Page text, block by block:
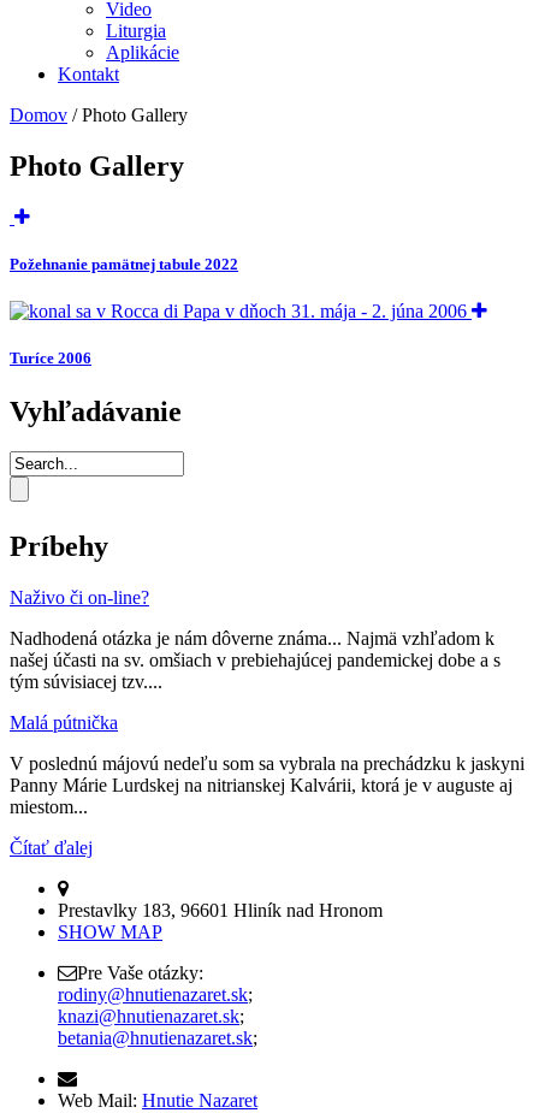
Video
Liturgia
Aplikácie
Kontakt
Domov /Photo Gallery
Photo Gallery
Požehnanie pamätnej tabule 2022
Turíce 2006
Vyhľadávanie
Príbehy
Naživo či on-line?
Nadhodená otázka je nám dôverne známa... Najmä vzhľadom k
našej účasti na sv. omšiach v prebiehajúcej pandemickej dobe a s
tým súvisiacej tzv....
Malá pútnička
V poslednú májovú nedeľu som sa vybrala na prechádzku k jaskyni
Panny Márie Lurdskej na nitrianskej Kalvárii, ktorá je v auguste aj
miestom...
Čítať ďalej
Prestavlky 183, 96601 Hliník nad Hronom
SHOW MAP
Pre Vaše otázky:
rodiny@hnutienazaret.sk;
knazi@hnutienazaret.sk;
betania@hnutienazaret.sk;
Web Mail: Hnutie Nazaret